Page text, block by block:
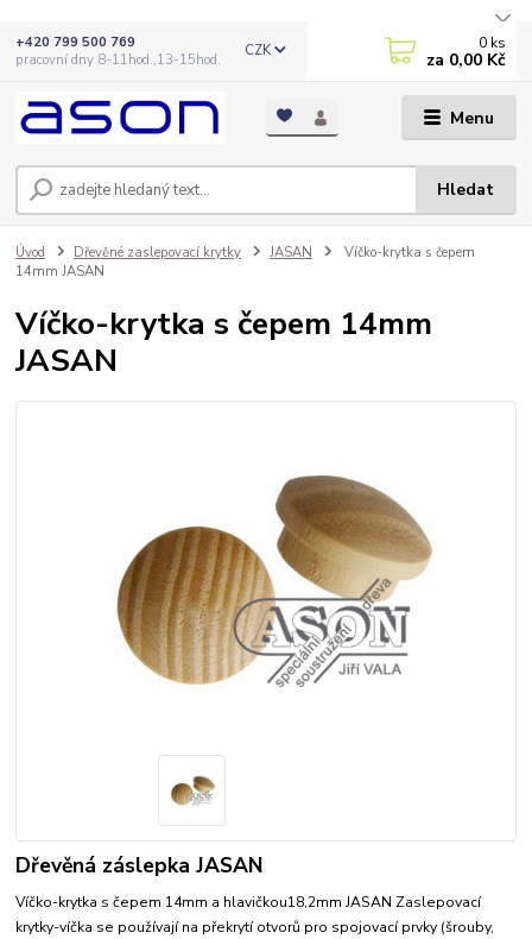
Menu
CZK
Hledat
+420 799 500 769
pracovní dny 8-11hod.,13-15hod.
0 ks
za 0,00 Kč
Úvod Dřevěné zaslepovací krytky JASAN
Víčko-krytka s čepem
14mm JASAN
Víčko-krytka s čepem 14mm
JASAN
Dřevěná záslepka JASAN
Víčko-krytka s čepem 14mm a hlavičkou18,2mm JASAN Zaslepovací
krytky-víčka se používají na překrytí otvorů pro spojovací prvky (šrouby,